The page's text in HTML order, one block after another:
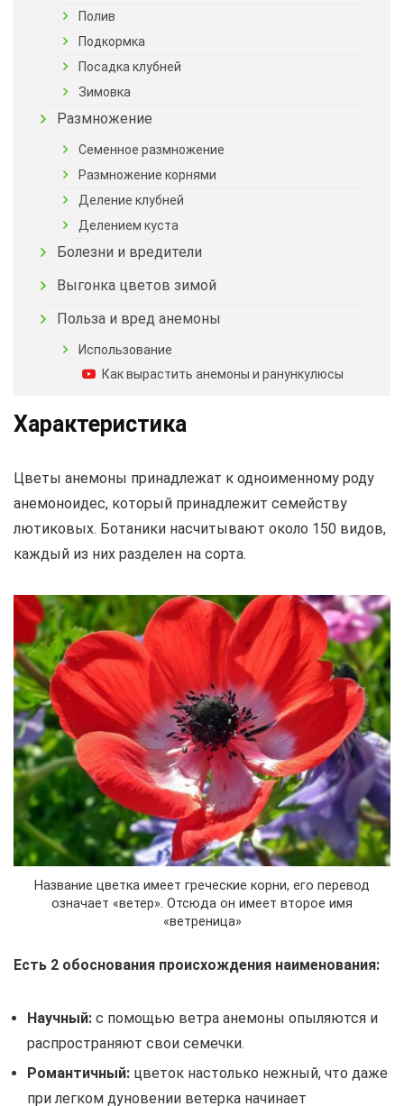
Полив
Подкормка
Посадка клубней
Зимовка
Размножение
Семенное размножение
Размножение корнями
Деление клубней
Делением куста
Болезни и вредители
Выгонка цветов зимой
Польза и вред анемоны
Использование
Как вырастить анемоны и ранункулюсы
Характеристика
Цветы анемоны принадлежат к одноименному роду
анемоноидес, который принадлежит семейству
лютиковых. Ботаники насчитывают около 150 видов,
каждый из них разделен на сорта.
Название цветка имеет греческие корни, его перевод
означает «ветер». Отсюда он имеет второе имя
«ветреница»
Есть 2 обоснования происхождения наименования:
Научный: с помощью ветра анемоны опыляются и
распространяют свои семечки.
Романтичный: цветок настолько нежный, что даже
при легком дуновении ветерка начинает